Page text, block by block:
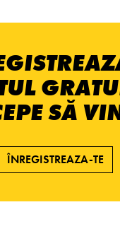
SĂ
ÎNREGISTREAZA-TE